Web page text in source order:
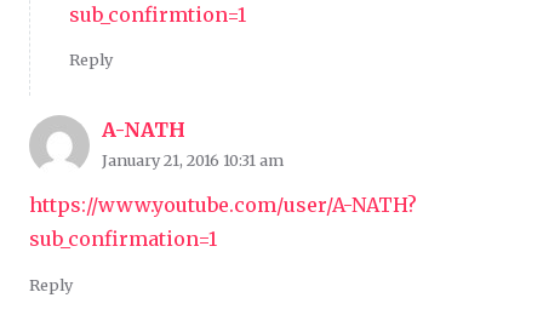
sub_confirmtion=1
Reply
A-NATH
January 21, 2016 10:31 am
https://www.youtube.com/user/A-NATH?
sub_confirmation=1
Reply